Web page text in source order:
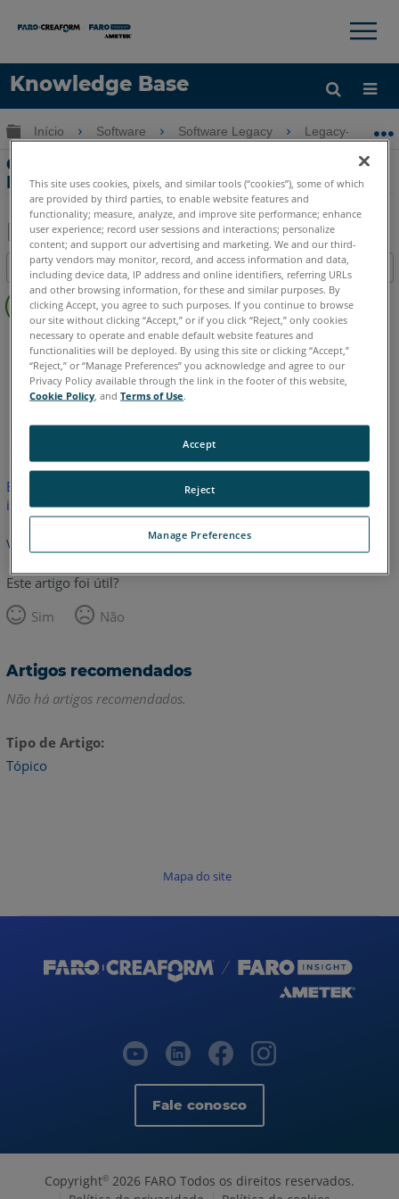
Knowledge Base
Idioma
Obter ajuda ENTRAR
×
Expandir/recolher hierarquia global
Início Software Software Legacy Legacy-
Geração de dados de suporte para o
Measure
Salvar
como
PDF
Índice
Sem
cabeçalhos
CAM2 Measure 10 Measure Q
Alemão Coreano Francês Inglês Italiano
Este artigo não foi traduzido. Clique aqui para ver a versão em
inglês.
Voltar para o topo
Este artigo foi útil?
Sim
Não
Artigos recomendados
Não há artigos recomendados.
Tipo de Artigo
Tópico
Mapa do site
Fale conosco
Copyright© 2026 FARO Todos os direitos reservados.
This site uses cookies, pixels, and similar tools (“cookies”), some of which
are provided by third parties, to enable website features and
functionality; measure, analyze, and improve site performance; enhance
user experience; record user sessions and interactions; personalize
content; and support our advertising and marketing. We and our third-
party vendors may monitor, record, and access information and data,
including device data, IP address and online identifiers, referring URLs
and other browsing information, for these and similar purposes. By
clicking Accept, you agree to such purposes. If you continue to browse
our site without clicking “Accept,” or if you click “Reject,” only cookies
necessary to operate and enable default website features and
functionalities will be deployed. By using this site or clicking “Accept,”
“Reject,” or “Manage Preferences” you acknowledge and agree to our
Privacy Policy available through the link in the footer of this website,
Cookie Policy , andTerms of Use.
Manage Preferences
Reject
Accept